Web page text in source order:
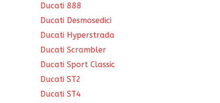
Ducati 888
Ducati Desmosedici
Ducati Hyperstrada
Ducati Scrambler
Ducati Sport Classic
Ducati ST2
Ducati ST4